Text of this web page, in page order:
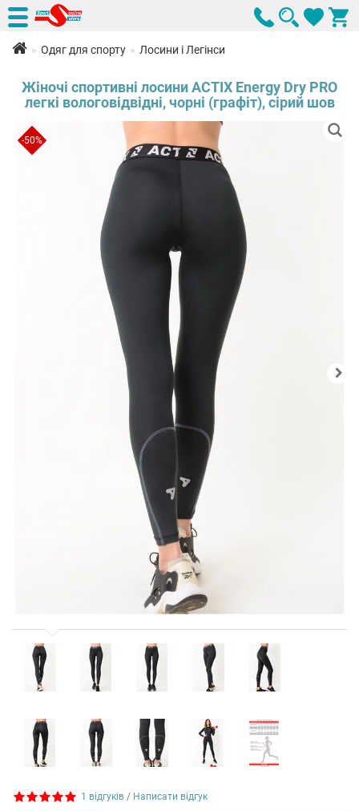
Одяг для спорту Лосини і Легінси
Жіночі спортивні лосини ACTIX Energy Dry PRO
легкі вологовідвідні, чорні (графіт), сірий шов
-50%
1 відгуків / Написати відгук